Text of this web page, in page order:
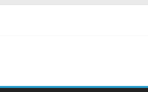
uvek pripremam teren! FOTO